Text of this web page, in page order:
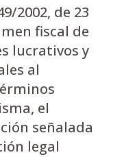
2002, de 23
fiscal de
lucrativos y
al
el
señalada
legal